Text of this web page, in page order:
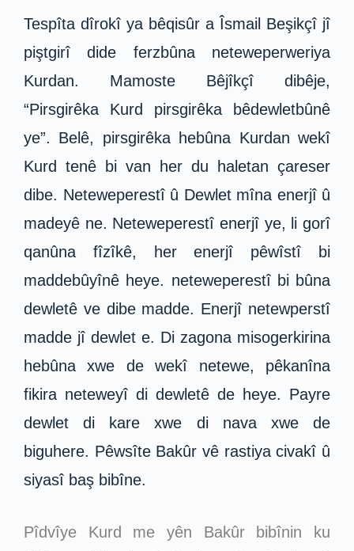
Tespîta dîrokî ya bêqisûr a Îsmail Beşikçî jî
piştgirî dide ferzbûna neteweperweriya
Kurdan. Mamoste Bêjîkçî dibêje,
“Pirsgirêka Kurd pirsgirêka bêdewletbûnê
ye”. Belê, pirsgirêka hebûna Kurdan wekî
Kurd tenê bi van her du haletan çareser
dibe. Neteweperestî û Dewlet mîna enerjî û
madeyê ne. Neteweperestî enerjî ye, li gorî
qanûna fîzîkê, her enerjî pêwîstî bi
maddebûyînê heye. neteweperestî bi bûna
dewletê ve dibe madde. Enerjî netewperstî
madde jî dewlet e. Di zagona misogerkirina
hebûna xwe de wekî netewe, pêkanîna
fikira neteweyî di dewletê de heye. Payre
dewlet di kare xwe di nava xwe de
biguhere. Pêwsîte Bakûr vê rastiya civakî û
siyasî baş bibîne.
Pîdvîye Kurd me yên Bakûr bibînin ku